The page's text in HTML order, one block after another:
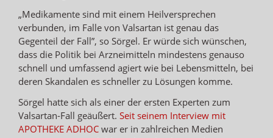
„Medikamente sind mit einem Heilversprechen
verbunden, im Falle von Valsartan ist genau das
Gegenteil der Fall”, so Sörgel. Er würde sich wünschen,
dass die Politik bei Arzneimitteln mindestens genauso
schnell und umfassend agiert wie bei Lebensmitteln, bei
deren Skandalen es schneller zu Lösungen komme.
Sörgel hatte sich als einer der ersten Experten zum
Valsartan-Fall geäußert. Seit seinem Interview mit
APOTHEKE ADHOC war er in zahlreichen Medien